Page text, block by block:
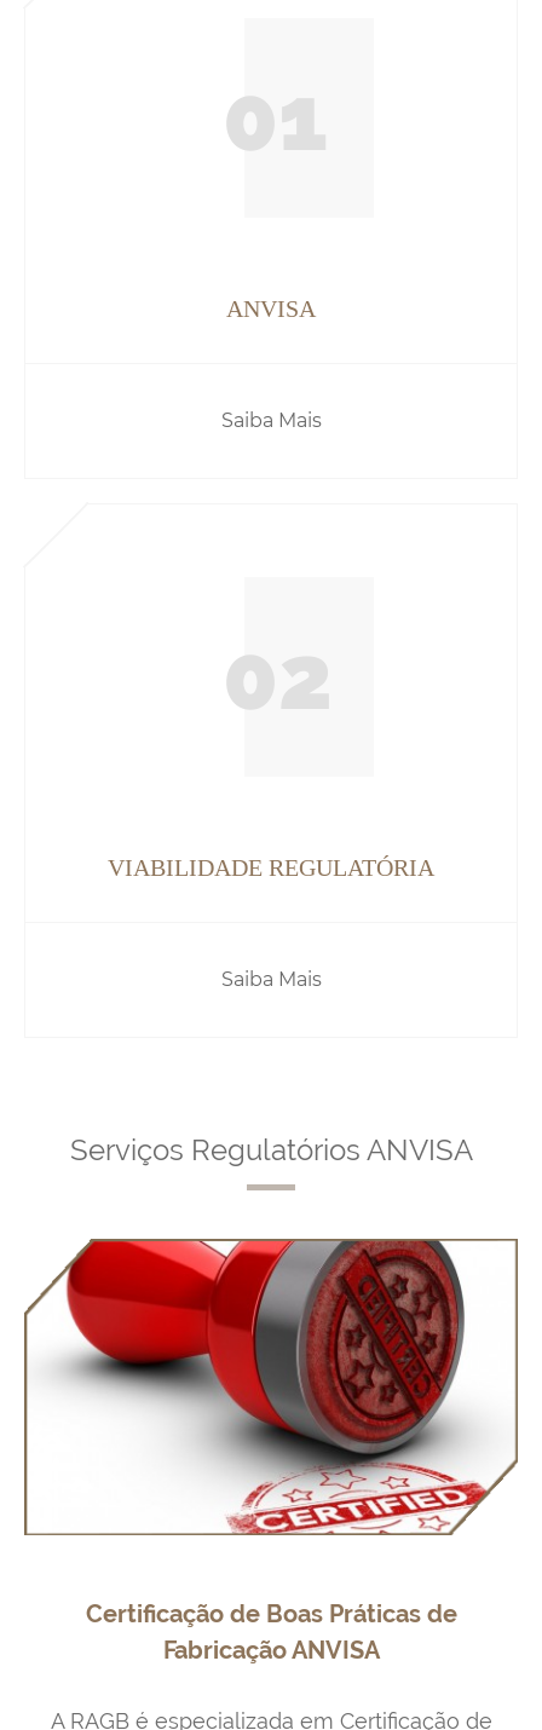
01
ANVISA
Saiba Mais
02
VIABILIDADE REGULATÓRIA
Saiba Mais
Serviços Regulatórios ANVISA
Certificação de Boas Práticas de
Fabricação ANVISA
A RAGB é especializada em Certificação de